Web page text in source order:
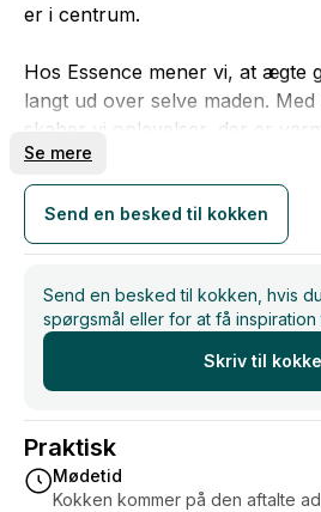
er i centrum.
Hos Essence mener vi, at
langt ud over selve maden.
skaber vi oplevelser, der er
mindeværdige — hvor hver
atmosfære, er nøje
gæster til at føle sig oprigtigt
Se mere
Send en besked til kokken
Send en besked til kokken, hvis
spørgsmål eller for at få inspiration
Skriv til
Praktisk
Mødetid
Kokken kommer på den aftalte